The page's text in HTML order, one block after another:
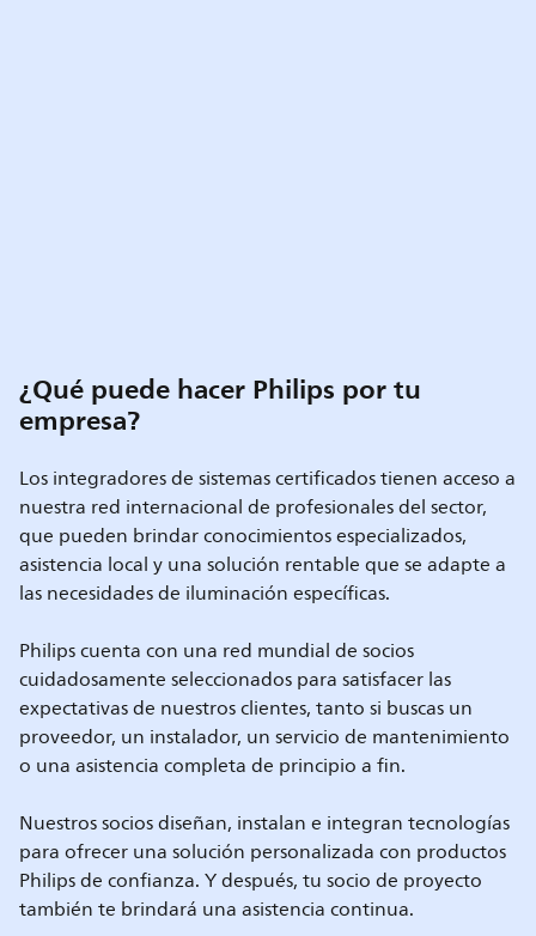
¿Qué puede hacer Philips por tu
empresa?
Los integradores de sistemas certificados tienen acceso a
nuestra red internacional de profesionales del sector,
que pueden brindar conocimientos especializados,
asistencia local y una solución rentable que se adapte a
las necesidades de iluminación específicas.
Philips cuenta con una red mundial de socios
cuidadosamente seleccionados para satisfacer las
expectativas de nuestros clientes, tanto si buscas un
proveedor, un instalador, un servicio de mantenimiento
o una asistencia completa de principio a fin.
Nuestros socios diseñan, instalan e integran tecnologías
para ofrecer una solución personalizada con productos
Philips de confianza. Y después, tu socio de proyecto
también te brindará una asistencia continua.